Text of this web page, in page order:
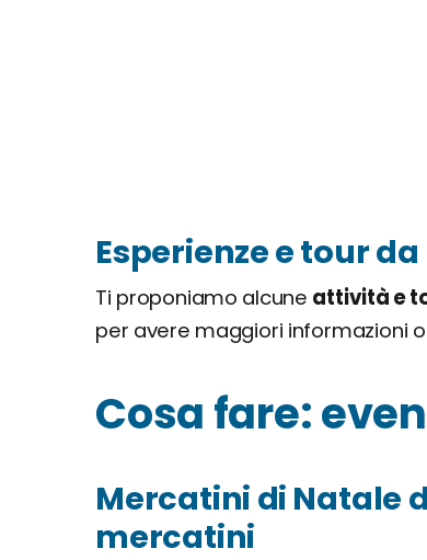
Esperienze e tour
Ti proponiamo alcune attività e
per avere maggiori informazioni
Cosa fare:
Mercatini di Natale
mercatini